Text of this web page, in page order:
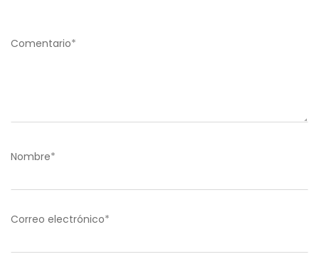
Comentario*
Nombre*
Correo electrónico*